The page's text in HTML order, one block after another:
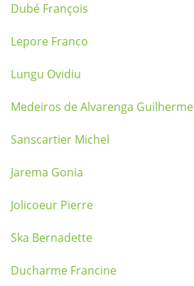
Dubé François
Lepore Franco
Lungu Ovidiu
Medeiros de Alvarenga Guilherme
Sanscartier Michel
Jarema Gonia
Jolicoeur Pierre
Ska Bernadette
Ducharme Francine